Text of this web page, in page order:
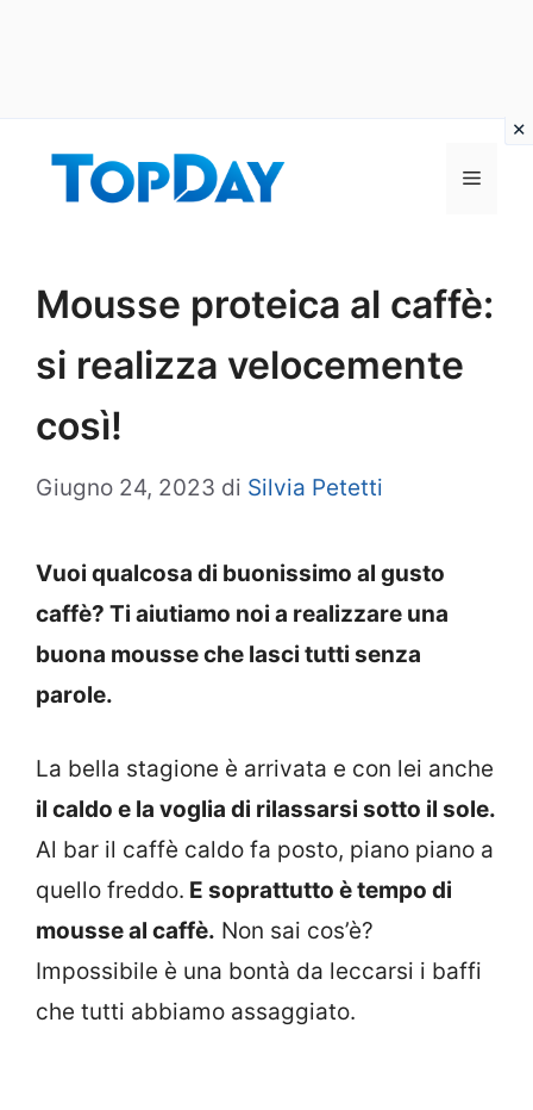
Menu
Mousse proteica al caffè:
si realizza velocemente
così!
Giugno 24, 2023 di Silvia Petetti
Vuoi qualcosa di buonissimo al gusto
caffè? Ti aiutiamo noi a realizzare una
buona mousse che lasci tutti senza
parole.
La bella stagione è arrivata e con lei anche
il caldo e la voglia di rilassarsi sotto il sole.
Al bar il caffè caldo fa posto, piano piano a
quello freddo. E soprattutto è tempo di
mousse al caffè. Non sai cos’è?
Impossibile è una bontà da leccarsi i baffi
che tutti abbiamo assaggiato.